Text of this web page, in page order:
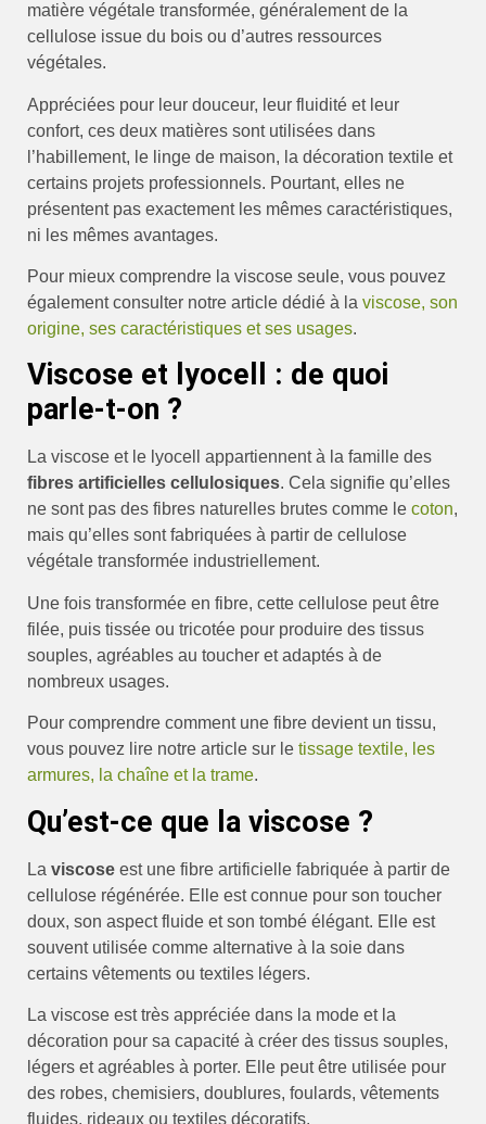
matière végétale transformée, généralement de la
cellulose issue du bois ou d’autres ressources
végétales.
Appréciées pour leur douceur, leur fluidité et leur
confort, ces deux matières sont utilisées dans
l’habillement, le linge de maison, la décoration textile et
certains projets professionnels. Pourtant, elles ne
présentent pas exactement les mêmes caractéristiques,
ni les mêmes avantages.
Pour mieux comprendre la viscose seule, vous pouvez
également consulter notre article dédié à la viscose, son
origine, ses caractéristiques et ses usages.
Viscose et lyocell : de quoi
parle-t-on ?
La viscose et le lyocell appartiennent à la famille des
fibres artificielles cellulosiques. Cela signifie qu’elles
ne sont pas des fibres naturelles brutes comme le coton,
mais qu’elles sont fabriquées à partir de cellulose
végétale transformée industriellement.
Une fois transformée en fibre, cette cellulose peut être
filée, puis tissée ou tricotée pour produire des tissus
souples, agréables au toucher et adaptés à de
nombreux usages.
Pour comprendre comment une fibre devient un tissu,
vous pouvez lire notre article sur le tissage textile, les
armures, la chaîne et la trame.
Qu’est-ce que la viscose ?
La viscose est une fibre artificielle fabriquée à partir de
cellulose régénérée. Elle est connue pour son toucher
doux, son aspect fluide et son tombé élégant. Elle est
souvent utilisée comme alternative à la soie dans
certains vêtements ou textiles légers.
La viscose est très appréciée dans la mode et la
décoration pour sa capacité à créer des tissus souples,
légers et agréables à porter. Elle peut être utilisée pour
des robes, chemisiers, doublures, foulards, vêtements
fluides, rideaux ou textiles décoratifs.